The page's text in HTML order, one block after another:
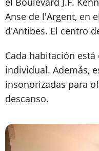
Anse de l'Argent, en
d'Antibes. El centro
Cada habitación
individual. Además,
insonorizadas para
descanso.